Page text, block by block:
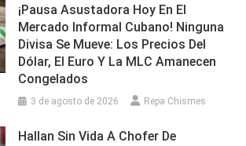
¡Pausa Asustadora Hoy En El
Mercado Informal Cubano! Ninguna
Divisa Se Mueve: Los Precios Del
Dólar, El Euro Y La MLC Amanecen
Congelados
3 de agosto de 2026 Repa Chismes
Hallan Sin Vida A Chofer De